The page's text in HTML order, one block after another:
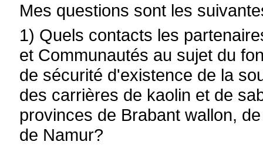
Mes questions sont les
1) Quels contacts les
et Communautés au sujet du
de sécurité d'existence de la
des carrières de kaolin et de
provinces de Brabant wallon,
de Namur?